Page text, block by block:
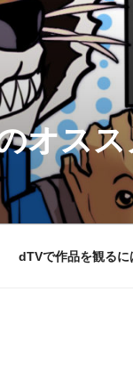
オス
dTVで作品を観るに